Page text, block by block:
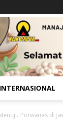
INTERNASIONAL
Porwanas di